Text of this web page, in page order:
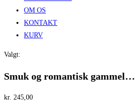
OM OS
KONTAKT
KURV
Valgt:
Smuk og romantisk gammel…
kr. 245,00